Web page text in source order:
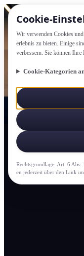
Cookie-
Wir verwenden Cookies
erlebnis zu bieten. Einige
verbessern. Sie können
Cookie-Kategorien
Rechtsgrundlage: Art. 6
en jederzeit über den Link im